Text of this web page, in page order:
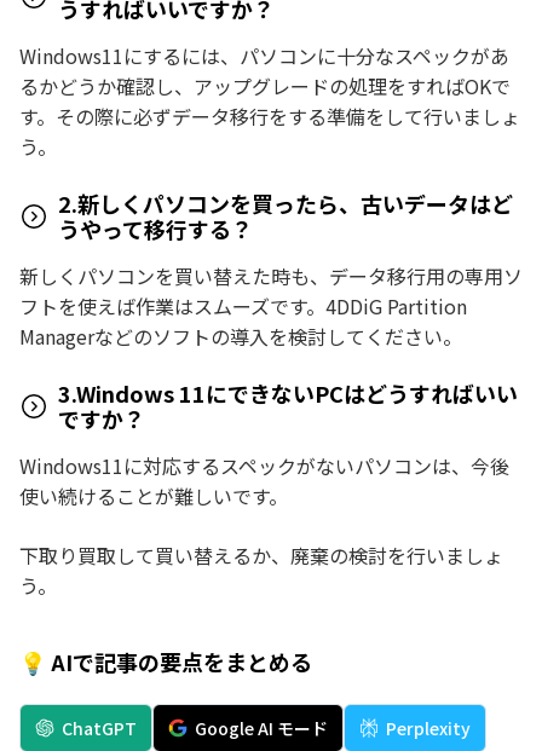
うすればいいですか？
Windows11にするには、パソコンに十分なスペックがあ
るかどうか確認し、アップグレードの処理をすればOKで
す。その際に必ずデータ移行をする準備をして行いましょ
う。
2.新しくパソコンを買ったら、古いデータはど
うやって移行する？
新しくパソコンを買い替えた時も、データ移行用の専用ソ
フトを使えば作業はスムーズです。4DDiG Partition
Managerなどのソフトの導入を検討してください。
3.Windows 11にできないPCはどうすればいい
ですか？
Windows11に対応するスペックがないパソコンは、今後
使い続けることが難しいです。
下取り買取して買い替えるか、廃棄の検討を行いましょ
う。
💡 AIで記事の要点をまとめる
ChatGPT Google AI モード Perplexity